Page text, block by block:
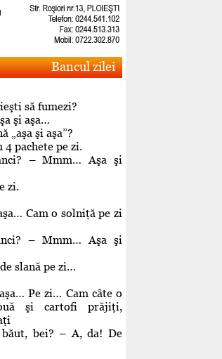
Bancul zilei
să fumezi?
şi aşa…
„aşa şi aşa”?
pachete pe zi.
– Mmm… Aşa şi
zi.
Cam o solniţă pe zi
– Mmm… Aşa şi
slană pe zi…
Pe zi… Cam câte o
şi cartofi prăjiţi,
bei? – A, da! De